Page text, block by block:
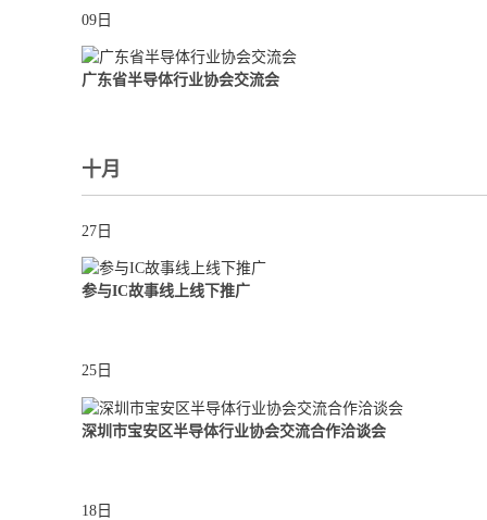
09日
广东省半导体行业协会交流会
十月
27日
参与IC故事线上线下推广
25日
深圳市宝安区半导体行业协会交流合作洽谈会
18日